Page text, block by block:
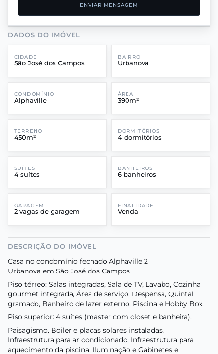
ENVIAR MENSAGEM
DADOS DO IMÓVEL
CIDADE
São José dos Campos
BAIRRO
Urbanova
CONDOMÍNIO
Alphaville
ÁREA
390m²
TERRENO
450m²
DORMITÓRIOS
4 dormitórios
SUÍTES
4 suítes
BANHEIROS
6 banheiros
GARAGEM
2 vagas de garagem
FINALIDADE
Venda
DESCRIÇÃO DO IMÓVEL
Casa no condomínio fechado Alphaville 2
Urbanova em São José dos Campos
Piso térreo: Salas integradas, Sala de TV, Lavabo, Cozinha
gourmet integrada, Área de serviço, Despensa, Quintal
gramado, Banheiro de lazer externo, Piscina e Hobby Box.
Piso superior: 4 suítes (master com closet e banheira).
Paisagismo, Boiler e placas solares instaladas,
Infraestrutura para ar condicionado, Infraestrutura para
aquecimento da piscina, Iluminação e Gabinetes e